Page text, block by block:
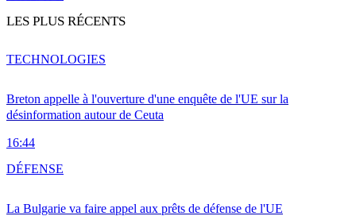
LES PLUS RÉCENTS
Breton appelle à l'ouverture d'une enquête de l'UE sur la
désinformation autour de Ceuta
16:44
TECHNOLOGIES
La Bulgarie va faire appel aux prêts de défense de l'UE
DÉFENSE